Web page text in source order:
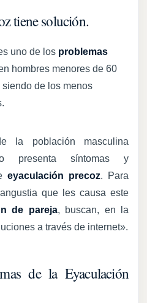
tiene solución.
uno de los problemas
hombres menores de 60
de los menos
la población masculina
presenta síntomas y
eyaculación precoz. Para
que les causa este
de pareja, buscan, en la
a través de internet».
de la Eyaculación